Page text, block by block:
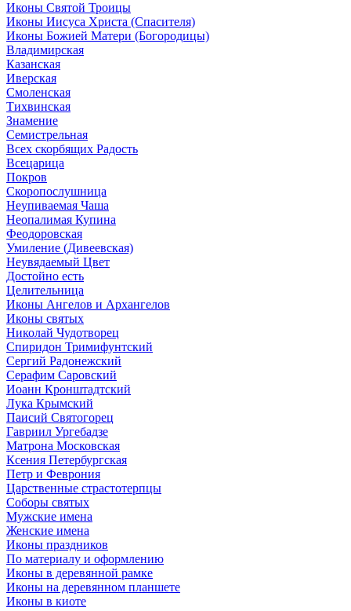
Иконы Святой Троицы
Иконы Иисуса Христа (Спасителя)
Иконы Божией Матери (Богородицы)
Владимирская
Казанская
Иверская
Смоленская
Тихвинская
Знамение
Семистрельная
Всех скорбящих Радость
Всецарица
Покров
Скоропослушница
Неупиваемая Чаша
Неопалимая Купина
Феодоровская
Умиление (Дивеевская)
Неувядаемый Цвет
Достойно есть
Целительница
Иконы Ангелов и Архангелов
Иконы святых
Николай Чудотворец
Спиридон Тримифунтский
Сергий Радонежский
Серафим Саровский
Иоанн Кронштадтский
Лука Крымский
Паисий Святогорец
Гавриил Ургебадзе
Матрона Московская
Ксения Петербургская
Петр и Феврония
Царственные страстотерпцы
Соборы святых
Мужские имена
Женские имена
Иконы праздников
По материалу и оформлению
Иконы в деревянной рамке
Иконы на деревянном планшете
Иконы в киоте